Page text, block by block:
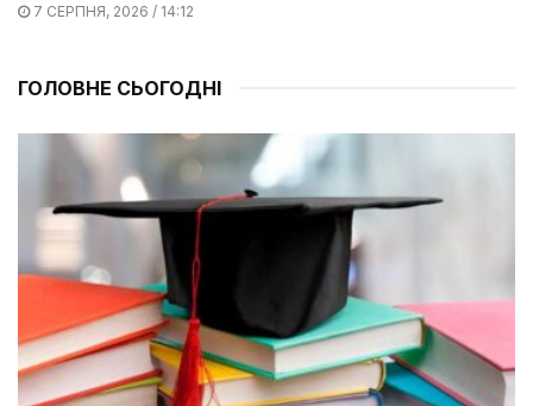
7 СЕРПНЯ, 2026 / 14:12
ГОЛОВНЕ СЬОГОДНІ